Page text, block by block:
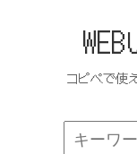
コピペで使